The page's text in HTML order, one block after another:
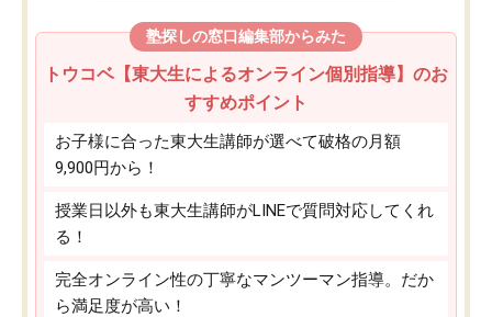
塾探しの窓口編集部からみた
トウコベ【東大生によるオンライン個別指導】のお
すすめポイント
お子様に合った東大生講師が選べて破格の月額
9,900円から！
授業日以外も東大生講師がLINEで質問対応してくれ
る！
完全オンライン性の丁寧なマンツーマン指導。だか
ら満足度が高い！